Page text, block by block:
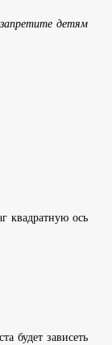
детям
квадратную ось
будет зависеть